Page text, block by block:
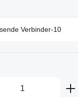
Verbinder-10
Anzahl: Gib